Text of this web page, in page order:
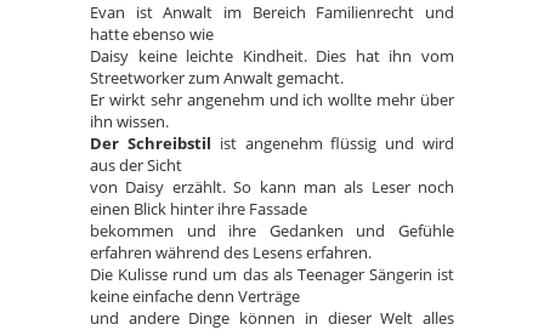
Evan ist Anwalt im Bereich Familienrecht und
hatte ebenso wie
Daisy keine leichte Kindheit. Dies hat ihn vom
Streetworker zum Anwalt gemacht.
Er wirkt sehr angenehm und ich wollte mehr über
ihn wissen.
Der Schreibstil ist angenehm flüssig und wird
aus der Sicht
von Daisy erzählt. So kann man als Leser noch
einen Blick hinter ihre Fassade
bekommen und ihre Gedanken und Gefühle
erfahren während des Lesens erfahren.
Die Kulisse rund um das als Teenager Sängerin ist
keine einfache denn Verträge
und andere Dinge können in dieser Welt alles